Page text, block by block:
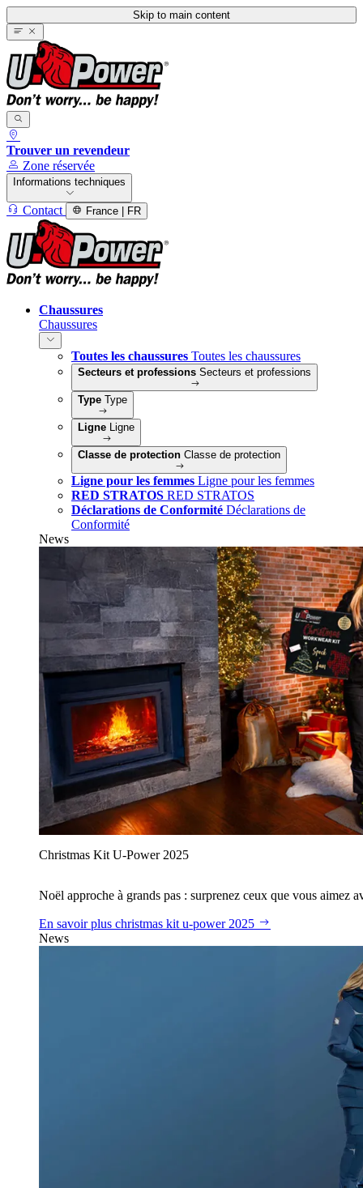
Skip to main content
Trouver un revendeur
Zone réservée
Informations techniques
Contact France | FR
Chaussures
Chaussures
Toutes les chaussures Toutes les chaussures
Secteurs et professions Secteurs et professions
Type Type
Ligne Ligne
Classe de protection Classe de protection
Ligne pour les femmes Ligne pour les femmes
RED STRATOS RED STRATOS
Déclarations de Conformité Déclarations de
Conformité
News
Christmas Kit U‑Power 2025
Noël approche à grands pas : surprenez ceux que vous aimez
En savoir plus christmas kit u‑power 2025
News